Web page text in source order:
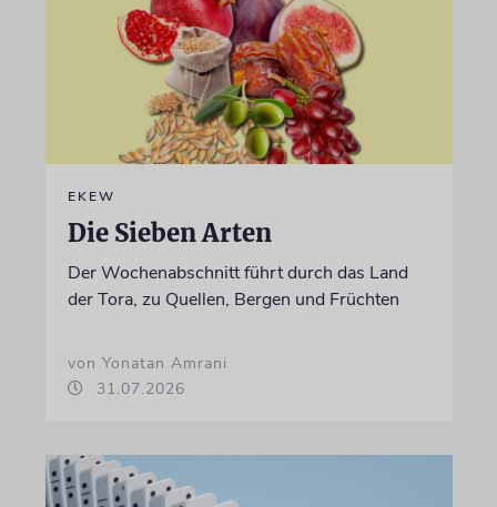
EKEW
Die Sieben Arten
Der Wochenabschnitt führt durch das Land
der Tora, zu Quellen, Bergen und Früchten
von Yonatan Amrani
31.07.2026